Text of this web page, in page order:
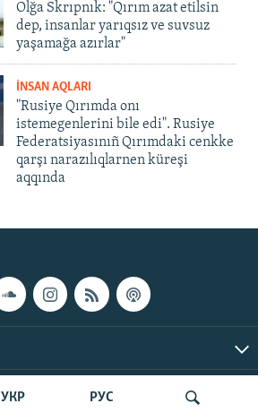
УКР РУС
Olğa Skrıpnık: "Qırım azat etilsin
dep, insanlar yarıqsız ve suvsuz
yaşamağa azırlar"
İNSAN AQLARI
"Rusiye Qırımda onı
istemegenlerini bile edi". Rusiye
Federatsiyasınıñ Qırımdaki cenkke
qarşı narazılıqlarnen küreşi
aqqında
© Qırım.Aqiqat, 2026 | All Rights Reserved.